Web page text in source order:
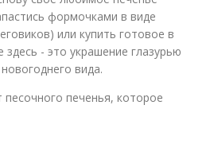
формочками в виде
или купить готовое в
здесь - это украшение глазурью
вида.
печенья, которое